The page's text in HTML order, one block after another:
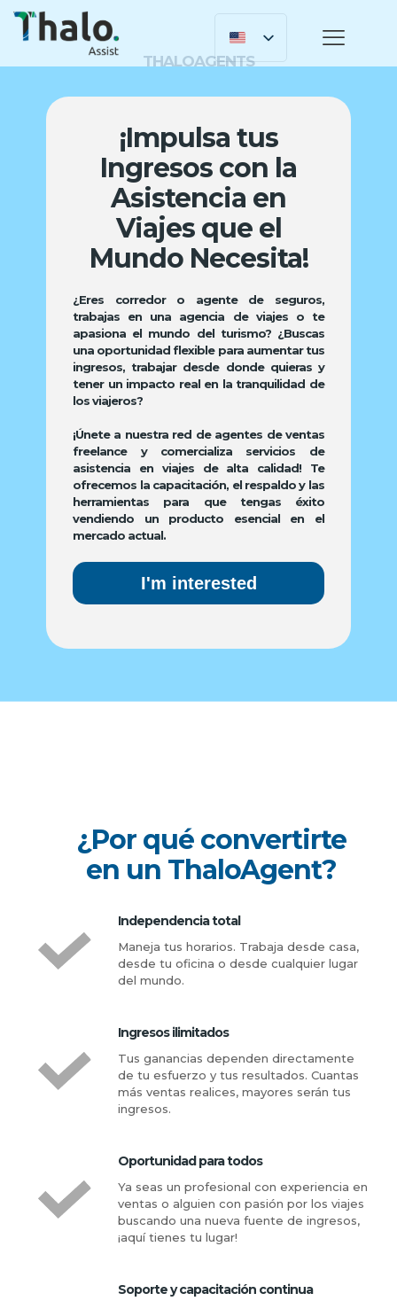
THALOAGENTS
¡Impulsa tus
Ingresos con la
Asistencia en
Viajes que el
Mundo Necesita!
¿Eres corredor o agente de seguros,
trabajas en una agencia de viajes o te
apasiona el mundo del turismo? ¿Buscas
una oportunidad flexible para aumentar tus
ingresos, trabajar desde donde quieras y
tener un impacto real en la tranquilidad de
los viajeros?
¡Únete a nuestra red de agentes de ventas
freelance y comercializa servicios de
asistencia en viajes de alta calidad! Te
ofrecemos la capacitación, el respaldo y las
herramientas para que tengas éxito
vendiendo un producto esencial en el
mercado actual.
I'm interested
¿Por qué convertirte
en un ThaloAgent?
Independencia total
Maneja tus horarios. Trabaja desde casa,
desde tu oficina o desde cualquier lugar
del mundo.
Ingresos ilimitados
Tus ganancias dependen directamente
de tu esfuerzo y tus resultados. Cuantas
más ventas realices, mayores serán tus
ingresos.
Oportunidad para todos
Ya seas un profesional con experiencia en
ventas o alguien con pasión por los viajes
buscando una nueva fuente de ingresos,
¡aquí tienes tu lugar!
Soporte y capacitación continua